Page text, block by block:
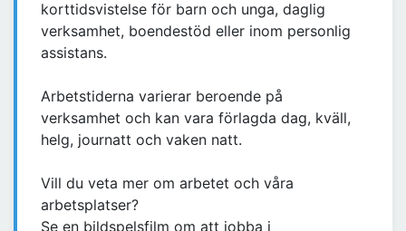
korttidsvistelse för barn och unga, daglig
verksamhet, boendestöd eller inom personlig
assistans.
Arbetstiderna varierar beroende på
verksamhet och kan vara förlagda dag, kväll,
helg, journatt och vaken natt.
Vill du veta mer om arbetet och våra
arbetsplatser?
Se en bildspelsfilm om att jobba i